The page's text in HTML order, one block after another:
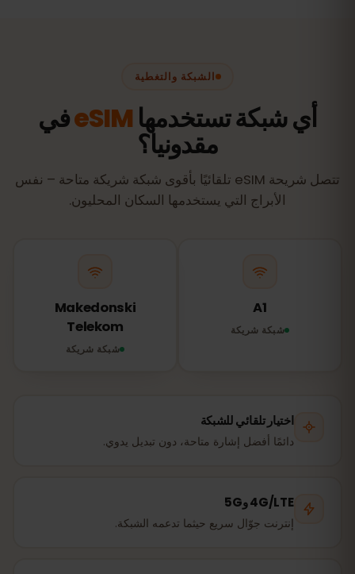
الشبكة والتغطية
أي شبكة تستخدمها eSIMفي
مقدونيا؟
تتصل شريحة eSIM تلقائيًا بأقوى شبكة شريكة متاحة – نفس
الأبراج التي يستخدمها السكان المحليون.
A1
شبكة شريكة
Makedonski
Telekom
شبكة شريكة
اختيار تلقائي للشبكة
دائمًا أفضل إشارة متاحة، دون تبديل يدوي.
4G/LTE و5G
إنترنت جوّال سريع حيثما تدعمه الشبكة.